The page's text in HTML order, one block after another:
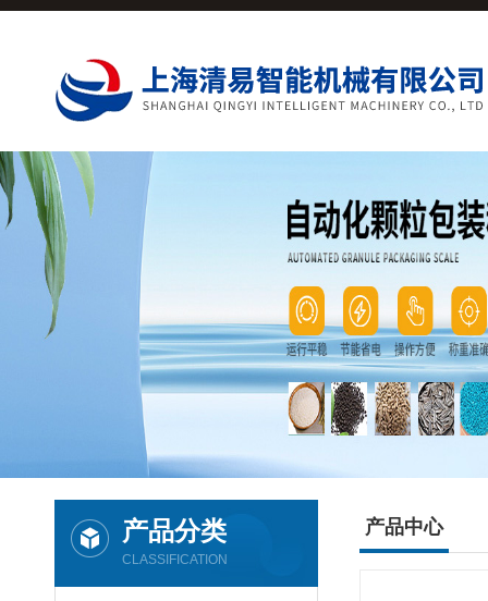
产品分类
CLASSIFICATION
产品中心